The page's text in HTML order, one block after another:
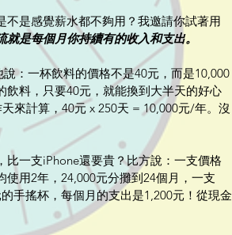
是感覺薪水都不夠用？我邀請你試著用
就是每個月你持續有的收入和支出。
：一杯飲料的價格不是40元，而是10,000
料，只要40元，就能換到大半天的好心
來計算，40元 x 250天 = 10,000元/年。沒
一支iPhone還要貴？比方說：一支價格
用2年，24,000元分攤到24個月，一支
手搖杯，每個月的支出是1,200元！從現金